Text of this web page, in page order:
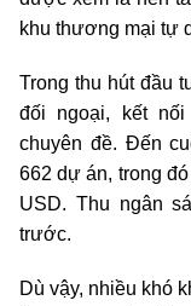
khu thương mại tự
Trong thu hút đầu
đối ngoại, kết
chuyên đề. Đến
662 dự án, trong
USD. Thu ngân
trước.
Dù vậy, nhiều khó